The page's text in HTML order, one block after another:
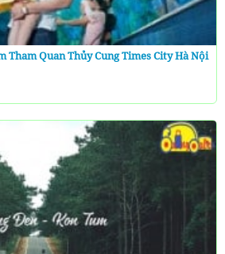
Tham Quan Thủy Cung Times City Hà Nội